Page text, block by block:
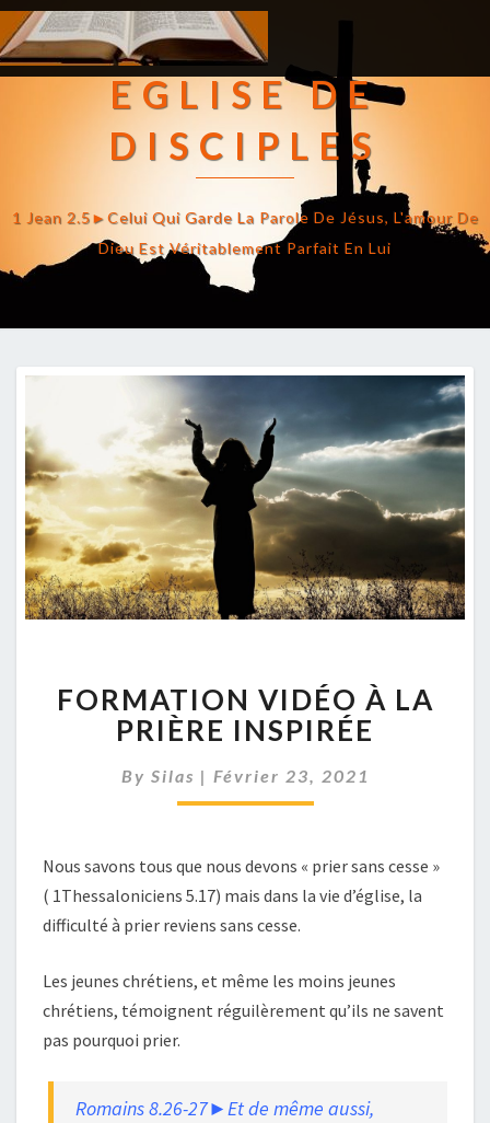
EGLISE DE
DISCIPLES
1 Jean 2.5►celui Qui Garde La Parole De Jésus, L'amour De
Dieu Est Véritablement Parfait En Lui
VIDÉO
À
LA
PRIÈRE
FORMATION VIDÉO À LA
PRIÈRE INSPIRÉE
By Silas | Février 23, 2021
Nous savons tous que nous devons « prier sans cesse »
( 1Thessaloniciens 5.17) mais dans la vie d’église, la
difficulté à prier reviens sans cesse.
Les jeunes chrétiens, et même les moins jeunes
chrétiens, témoignent réguilèrement qu’ils ne savent
pas pourquoi prier.
Romains 8.26-27►Et de même aussi,